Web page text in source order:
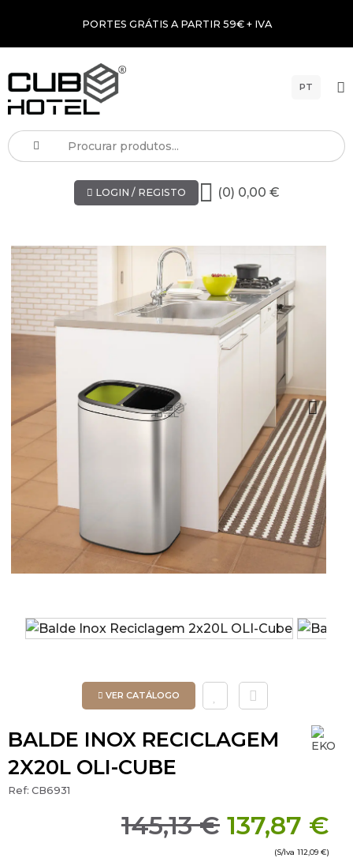
PORTES GRÁTIS A PARTIR 59€ + IVA
PT
LOGIN / REGISTO (0) 0,00 €
Next
VER CATÁLOGO
BALDE INOX RECICLAGEM
2X20L OLI-CUBE
Ref: CB6931
145,13 € 137,87 €
(S/Iva 112,09 €)